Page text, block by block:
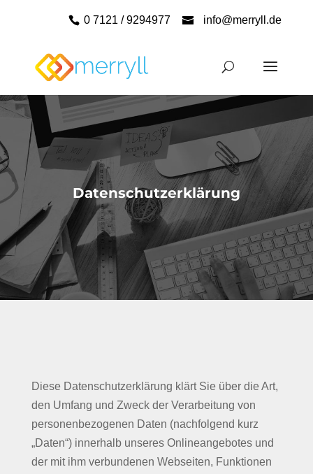
0 7121 / 9294977 info@merryll.de
Datenschutzerklärung
Diese Datenschutzerklärung klärt Sie über die Art,
den Umfang und Zweck der Verarbeitung von
personenbezogenen Daten (nachfolgend kurz
„Daten“) innerhalb unseres Onlineangebotes und
der mit ihm verbundenen Webseiten, Funktionen